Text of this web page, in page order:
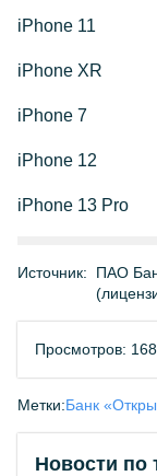
iPhone 11
iPhone XR
iPhone 7
iPhone 12
iPhone 13 Pro
Источник:
ПАО
Просмотров:
Метки:Банк
Новости по